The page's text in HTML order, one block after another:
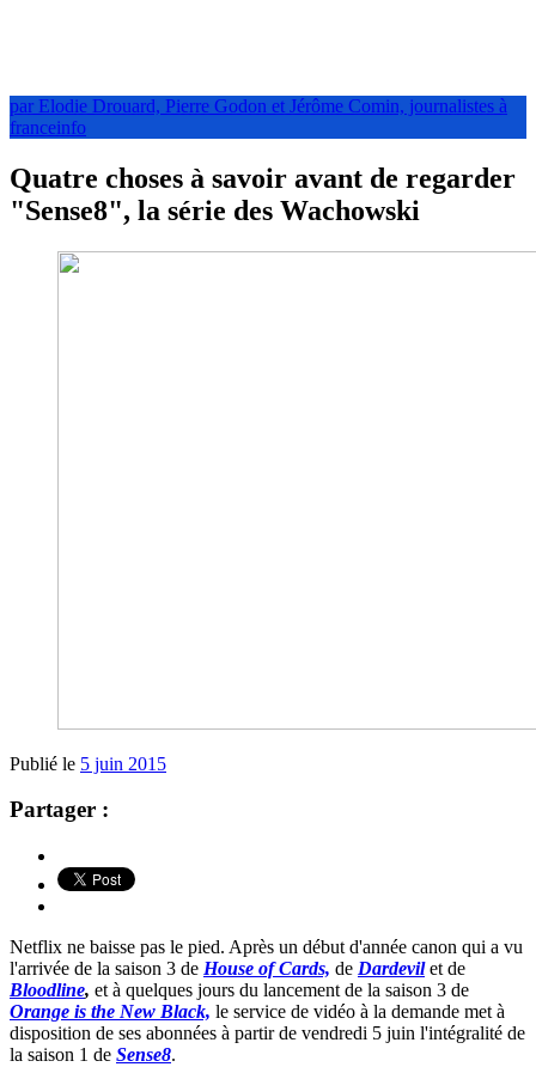
par Elodie Drouard, Pierre Godon et Jérôme Comin, journalistes à
franceinfo
Quatre choses à savoir avant de regarder
"Sense8", la série des Wachowski
Publié le 5 juin 2015
Partager :
Netflix ne baisse pas le pied. Après un début d'année canon qui a vu
l'arrivée de la saison 3 de House of Cards, de Dardevilet de
Bloodline, et à quelques jours du lancement de la saison 3 de
Orange is the New Black, le service de vidéo à la demande met à
disposition de ses abonnées à partir de vendredi 5 juin l'intégralité de
la saison 1 de Sense8.